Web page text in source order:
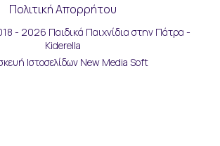
Πολιτική Απορρήτου
Ρυθμίσεις Cookies
- 2026 Παιδικά Παιχνίδια στην Πάτρα -
Kiderella
Ιστοσελίδων New Media Soft